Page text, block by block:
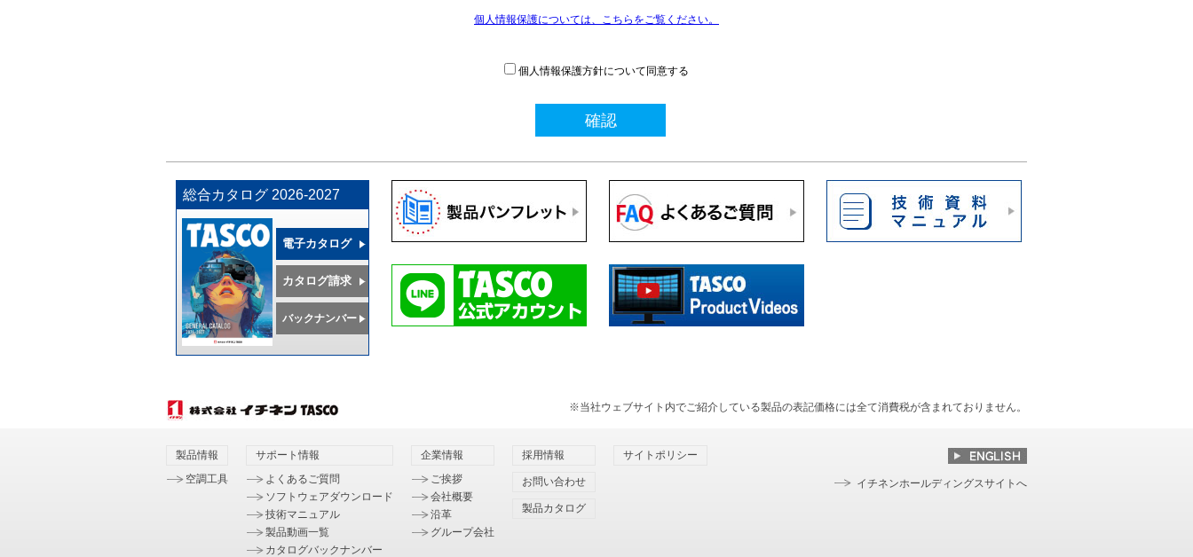
個人情報保護については、こちらをご覧ください。
個人情報保護方針について同意する
確認
総合カタログ 2026-2027
電子カタログ
カタログ請求
バックナンバー
※当社ウェブサイト内でご紹介している製品の表記価格には全て消費税が含まれておりません。
製品情報
空調工具
サポート情報
よくあるご質問
ソフトウェアダウンロード
技術マニュアル
製品動画一覧
カタログバックナンバー
企業情報
ご挨拶
会社概要
沿革
グループ会社
採用情報
お問い合わせ
製品カタログ
サイトポリシー
イチネンホールディングスサイトへ